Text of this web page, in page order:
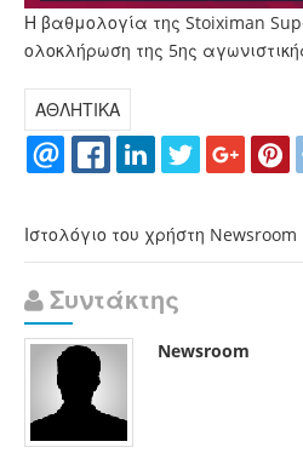
Η βαθμολογία της Stoiximan
ολοκλήρωση της 5ης
ΑΘΛΗΤΙΚΑ
Ιστολόγιο του χρήστη Newsroom
Συντάκτης
Newsroom